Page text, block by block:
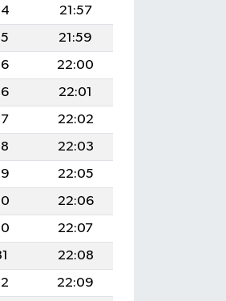
21:57
21:59
22:00
22:01
22:02
22:03
22:05
22:06
22:07
22:08
22:09